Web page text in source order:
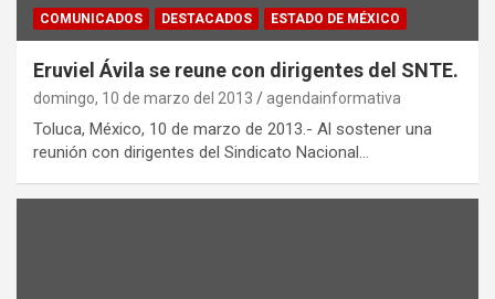
COMUNICADOS DESTACADOS ESTADO DE MÉXICO
Eruviel Ávila se reune con dirigentes del SNTE.
domingo, 10 de marzo del 2013 agendainformativa
Toluca, México, 10 de marzo de 2013.- Al sostener una
reunión con dirigentes del Sindicato Nacional…